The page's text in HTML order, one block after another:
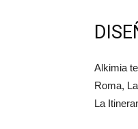
Alkimia
Roma,
La